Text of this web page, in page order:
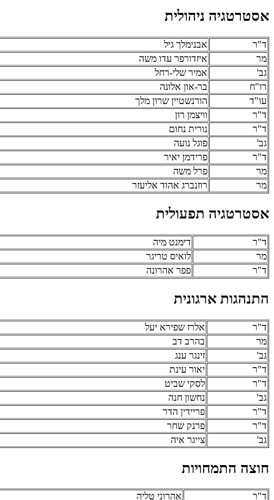
אסטרטגיה ניהולית
ד"ר
אבנימלך גיל
מר
איזדורפר עדו משה
גב'
אמיר שלי-רחל
רו"ח
בר-און אלונה
עו"ד
הורנשטיין שרון מלך
ד"ר
וויצמן רון
ד"ר
נורית נחום
גב'
פוגל נועה
ד"ר
פרידמן יאיר
מר
פרל משה
מר
רוזנברג אהוד אליעזר
אסטרטגיה תפעולית
ד"ר
דימנט מיה
מר
לואיס טריגר
ד"ר
פפר אהרונה
התנהגות ארגונית
ד"ר
אלרז שפירא יעל
מר
בהרב דב
גב'
זינגר ענג
ד"ר
יאור עינת
ד"ר
לסקי שביט
גב'
נחשון חנה
ד"ר
פריידין הדר
ד"ר
פרנק שחר
גב'
צייגר איה
חוצה התמחויות
ד"ר אהרוני טליה